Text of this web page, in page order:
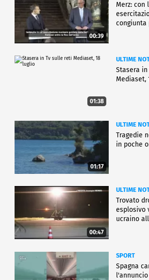
00:39
Merz: con
congiunta
01:38
ULTIME
Stasera
Mediaset,
01:17
ULTIME
Tragedie
in poche
00:47
ULTIME
Trovato
esplosivo
ucraino
SPORT
Spagna